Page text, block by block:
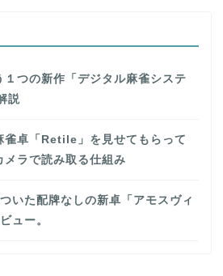
１つの新作「デジタル麻雀システ
説
雀卓「Retile」を見せてもらって
メラで読み取る仕組み
いた配牌なしの新卓「アモスヴィ
ュー。